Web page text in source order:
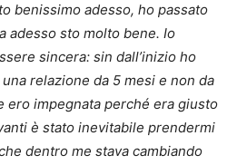
benissimo adesso, ho passato
adesso sto molto bene. Io
sincera: sin dall’inizio ho
relazione da 5 mesi e non da
ero impegnata perché era giusto
è stato inevitabile prendermi
dentro me stava cambiando